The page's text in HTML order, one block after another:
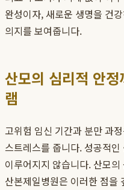
완성이자, 새로운 생명을 건
의지를 보여줍니다.
산모의 심리적 안
램
고위험 임신 기간과 분만 과
스트레스를 줍니다. 성공적
이루어지지 않습니다. 산모
산본제일병원은 이러한 점을